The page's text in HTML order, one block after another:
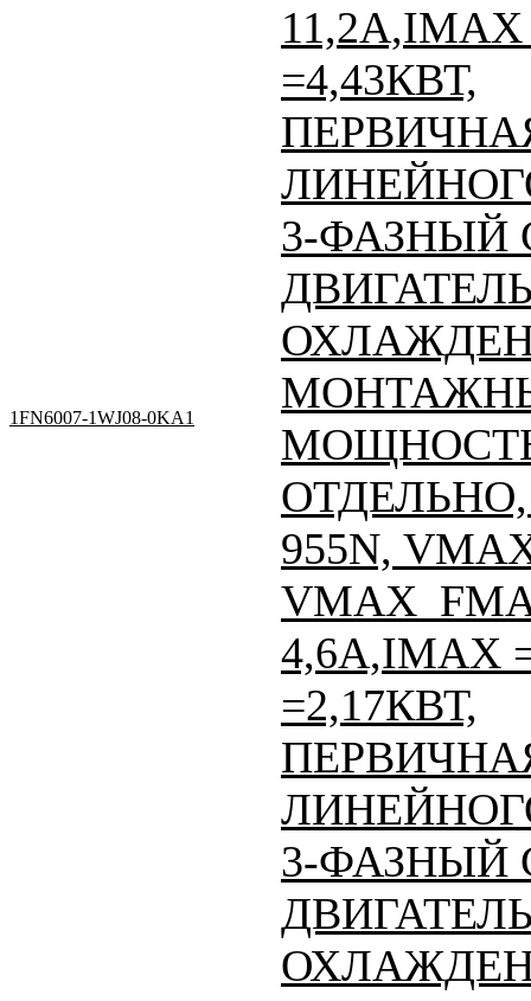
11,2A,IMAX
=4,43КВТ,
1FN6007-1WJ08-0KA1
3-ФАЗНЫЙ
ОТДЕЛЬНО,
955N,
4,6A,IMAX
=2,17КВТ,
3-ФАЗНЫЙ